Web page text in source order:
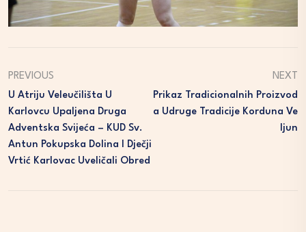
PREVIOUS
U Atriju Veleučilišta U
Karlovcu Upaljena Druga
Adventska Svijeća – KUD Sv.
Antun Pokupska Dolina I Dječji
Vrtić Karlovac Uveličali Obred
NEXT
Prikaz Tradicionalnih Proizvod
A Udruge Tradicije Korduna Ve
Ljun